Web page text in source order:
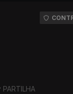
PARTILHA